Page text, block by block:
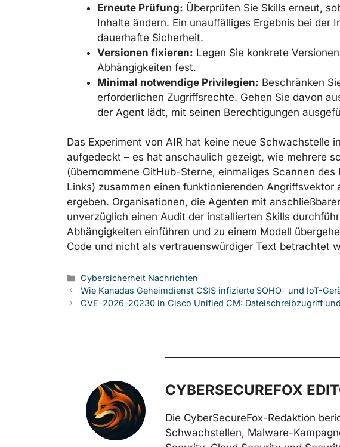
Erneute Prüfung: Überprüfen Sie Skills erneut,
Inhalte ändern. Ein unauffälliges Ergebnis bei der
dauerhafte Sicherheit.
Versionen fixieren: Legen Sie konkrete
Abhängigkeiten fest.
Minimal notwendige Privilegien: Beschränken
erforderlichen Zugriffsrechte. Gehen Sie davon
der Agent lädt, mit seinen Berechtigungen
Das Experiment von AIR hat keine neue Schwachstelle
aufgedeckt – es hat anschaulich gezeigt, wie mehrere
(übernommene GitHub-Sterne, einmaliges Scannen
Links) zusammen einen funktionierenden
ergeben. Organisationen, die Agenten mit
unverzüglich einen Audit der installierten Skills
Abhängigkeiten einführen und zu einem Modell
Code und nicht als vertrauenswürdiger Text betrachtet
Kategorien
Cybersicherheit Nachrichten
Wie Kanadas Geheimdienst CSIS infizierte SOHO- und IoT-
CVE-2026-20230 in Cisco Unified CM: Dateischreibzugriff
CYBERSECUREFOX
Die CyberSecureFox-Redaktion
Schwachstellen, Malware-